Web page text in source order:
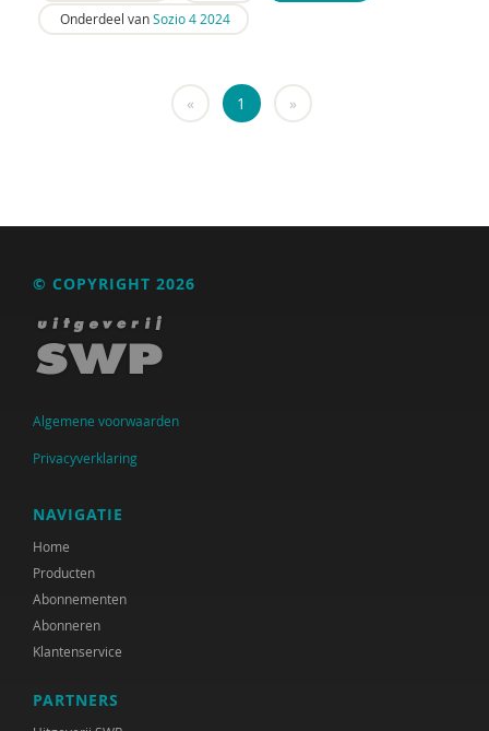
Movisie
Regioplan
World Health Organization
WRR
René .C. Hoksbergen
Tim 'S Jongers
Jeugdautoriteit (JA)
Onderdeel vanSozio 4 2024
« 1 »
© COPYRIGHT 2026
Algemene voorwaarden
Privacyverklaring
NAVIGATIE
Home
Producten
Abonnementen
Abonneren
Klantenservice
PARTNERS